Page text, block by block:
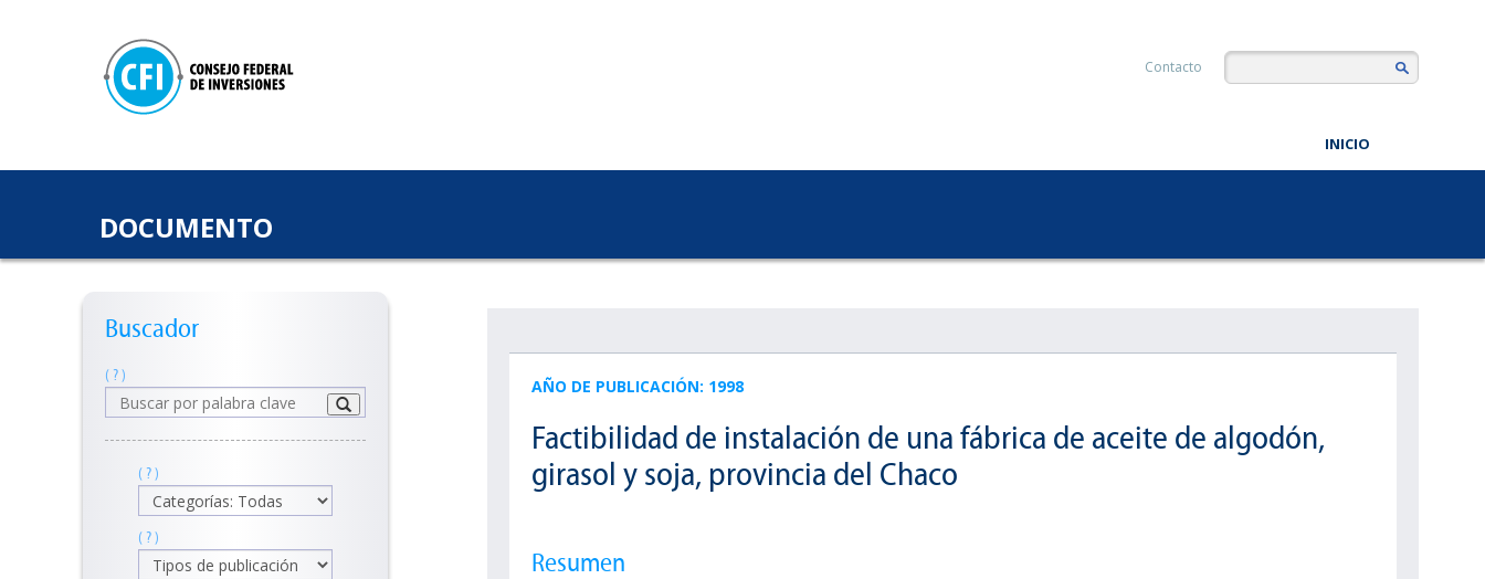
Contacto
INICIO
DOCUMENTO
Buscador
( ? )
( ? )
( ? )
AÑO DE PUBLICACIÓN: 1998
Factibilidad de instalación de una fábrica de aceite de algodón,
girasol y soja, provincia del Chaco
Resumen